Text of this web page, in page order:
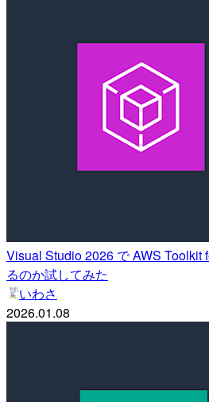
Visual Studio 2026 で AWS Toolkit
るのか試してみた
いわさ
2026.01.08